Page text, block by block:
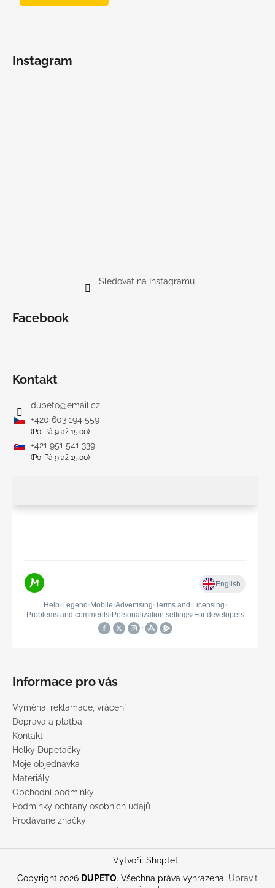
Instagram
Sledovat na Instagramu
Facebook
Kontakt
dupeto@email.cz
+420 603 194 559
(Po-Pá 9 až 15:00)
+421 951 541 339
(Po-Pá 9 až 15:00)
Informace pro vás
Výměna, reklamace, vrácení
Doprava a platba
Kontakt
Holky Dupeťačky
Moje objednávka
Materiály
Obchodní podmínky
Podmínky ochrany osobních údajů
Prodávané značky
Vytvořil Shoptet
Copyright 2026 DUPETO. Všechna práva vyhrazena. Upravit